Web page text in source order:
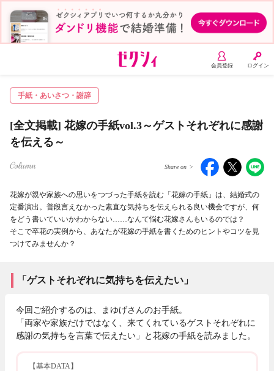
会員登録 ログイン
手紙・あいさつ・謝辞
[全文掲載] 花嫁の手紙vol.3～ゲストそれぞれに感謝
を伝える～
Share on >
ook
er
花嫁が親や家族への思いをつづった手紙を読む「花嫁の手紙」は、結婚式の
定番演出。普段言えなかった素直な気持ちを伝えられる良い機会ですが、何
をどう書いていいかわからない……なんて悩む花嫁さんもいるのでは？
そこで卒花の実例から、あなたが花嫁の手紙を書くためのヒントやコツを見
つけてみませんか？
「ゲストそれぞれに気持ちを伝えたい」
今回ご紹介するのは、まゆげさんのお手紙。
「両家や家族だけではなく、来てくれているゲストそれぞれに
感謝の気持ちを言葉で伝えたい」と花嫁の手紙を読みました。
【基本DATA】